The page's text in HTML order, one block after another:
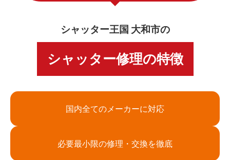
シャッター王国 大和市の
シャッター修理の特徴
国内全てのメーカーに対応
必要最小限の修理・交換を徹底